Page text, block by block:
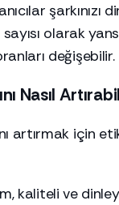
olarak
değişebilir.
Nasıl
artırmak için
kaliteli ve